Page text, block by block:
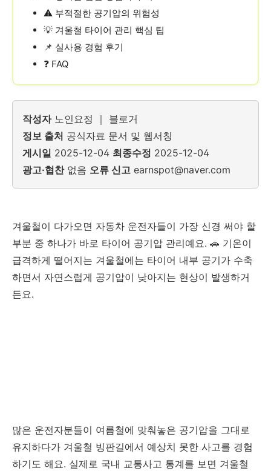
⚠️ 부적절한 공기압의 위험성
💡 겨울철 타이어 관리 핵심 팁
📌 실사용 경험 후기
❓ FAQ
작성자노인요정 ｜ 블로거
정보 출처 공식자료 문서 및 웹서칭
게시일 2025-12-04 최종수정 2025-12-04
광고·협찬없음 오류 신고 earnspot@naver.com
겨울철이 다가오면 자동차 운전자들이 가장 신경 써야 할
부분 중 하나가 바로 타이어 공기압 관리예요. 🚗 기온이
급격하게 떨어지는 겨울철에는 타이어 내부 공기가 수축
하면서 자연스럽게 공기압이 낮아지는 현상이 발생하거
든요.
많은 운전자분들이 여름철에 맞춰놓은 공기압을 그대로
유지하다가 겨울철 빙판길에서 예상치 못한 사고를 경험
하기도 해요. 실제로 국내 교통사고 통계를 보면 겨울철